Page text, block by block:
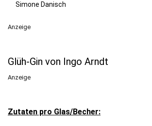
Simone Danisch
Anzeige
Glüh-Gin von Ingo Arndt
Anzeige
Zutaten pro Glas/Becher: